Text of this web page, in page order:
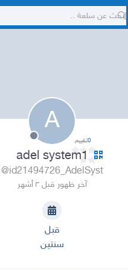
A
0تقييم
adel system1
@id21494726_AdelSyst
آخر ظهور قبل ٣ أشهر
قبل
سنتين